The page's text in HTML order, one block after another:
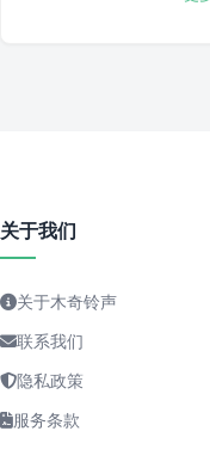
关于我们
关于木奇铃声
联系我们
隐私政策
服务条款